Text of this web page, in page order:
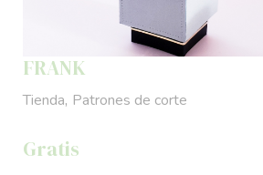
FRANK
Tienda, Patrones de corte
Gratis